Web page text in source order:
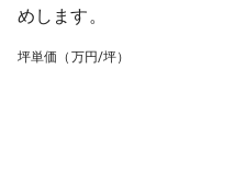
めします。
坪単価（万円/坪）